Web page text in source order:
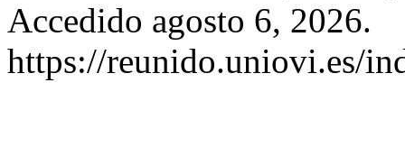
Accedido agosto 6, 2026.
https://reunido.uniovi.es/